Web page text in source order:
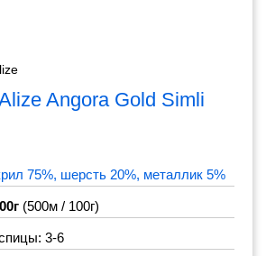
Angora Gold Simli
75%, шерсть 20%, металлик 5%
(500м / 100г)
3-6